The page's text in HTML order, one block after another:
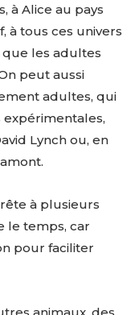
à Alice au pays
à tous ces univers
les adultes
peut aussi
adultes, qui
Lynch ou, en
à plusieurs
le temps, car
pour faciliter